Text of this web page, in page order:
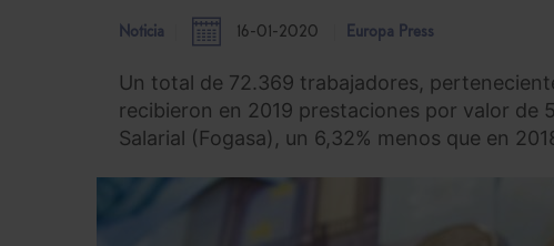
Noticia 16-01-2020 Europa Press
Un total de 72.369 trabajadores,
recibieron en 2019 prestaciones por valor de
Salarial (Fogasa), un 6,32% menos que en